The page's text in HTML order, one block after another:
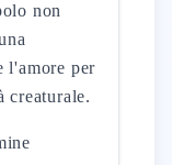
non
l'amore per
creaturale.